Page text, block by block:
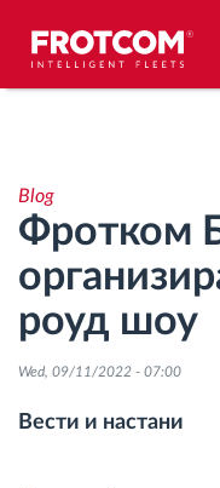
Анализа на
Следење на
Управување со
датотеки
Blog
Фротком
роуд шоу
Wed, 09/11/2022 - 07:00
Вести и настани